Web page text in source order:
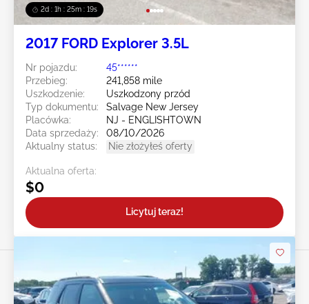
2d : 1h : 25m : 16s
2017 FORD Explorer 3.5L
Nr pojazdu:
45******
Przebieg:
241,858 mile
Uszkodzenie:
Uszkodzony przód
Typ dokumentu:
Salvage New Jersey
Placówka:
NJ - ENGLISHTOWN
Data sprzedaży:
08/10/2026
Aktualny status:
Nie złożyłeś oferty
Aktualna oferta:
$0
Licytuj teraz!